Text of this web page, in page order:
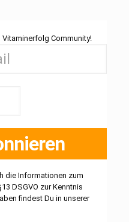
Community!
die Informationen zum
DSGVO zur Kenntnis
findest Du in unserer